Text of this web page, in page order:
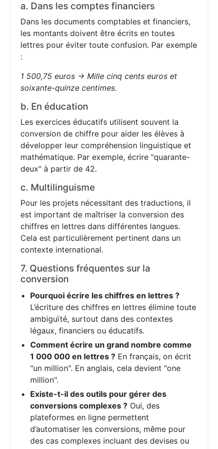
a. Dans les comptes financiers
Dans les documents comptables et financiers,
les montants doivent être écrits en toutes
lettres pour éviter toute confusion. Par exemple
:
1 500,75 euros → Mille cinq cents euros et
soixante-quinze centimes.
b. En éducation
Les exercices éducatifs utilisent souvent la
conversion de chiffre pour aider les élèves à
développer leur compréhension linguistique et
mathématique. Par exemple, écrire "quarante-
deux" à partir de 42.
c. Multilinguisme
Pour les projets nécessitant des traductions, il
est important de maîtriser la conversion des
chiffres en lettres dans différentes langues.
Cela est particulièrement pertinent dans un
contexte international.
7. Questions fréquentes sur la
conversion
Pourquoi écrire les chiffres en lettres ?
L’écriture des chiffres en lettres élimine toute
ambiguïté, surtout dans des contextes
légaux, financiers ou éducatifs.
Comment écrire un grand nombre comme
1 000 000 en lettres ? En français, on écrit
"un million". En anglais, cela devient "one
million".
Existe-t-il des outils pour gérer des
conversions complexes ? Oui, des
plateformes en ligne permettent
d’automatiser les conversions, même pour
des cas complexes incluant des devises ou